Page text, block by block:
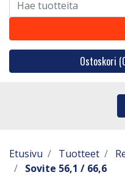
Ostoskori (
Etusivu Tuotteet
Sovite 56,1 / 66,6